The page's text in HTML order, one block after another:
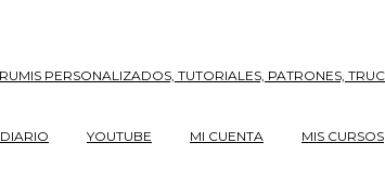
DIARIO YOUTUBE MI CUENTA MIS CURSOS